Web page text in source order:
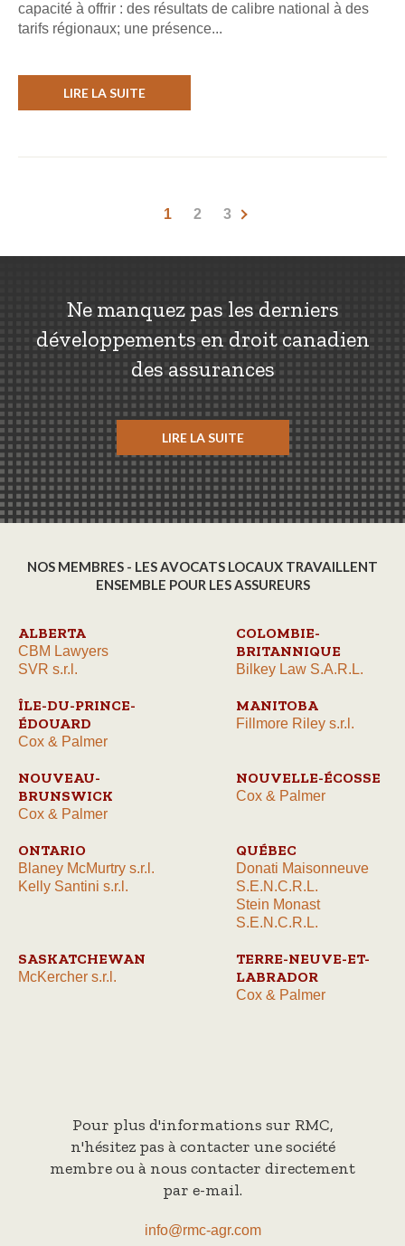
capacité à offrir : des résultats de calibre national à des
tarifs régionaux; une présence...
LIRE LA SUITE
1 2 3
Ne manquez pas les derniers
développements en droit canadien
des assurances
LIRE LA SUITE
NOS MEMBRES - LES AVOCATS LOCAUX TRAVAILLENT
ENSEMBLE POUR LES ASSUREURS
ALBERTA
CBM Lawyers
SVR s.r.l.
COLOMBIE-
BRITANNIQUE
Bilkey Law S.A.R.L.
ÎLE-DU-PRINCE-
ÉDOUARD
Cox & Palmer
MANITOBA
Fillmore Riley s.r.l.
NOUVEAU-
BRUNSWICK
Cox & Palmer
NOUVELLE-ÉCOSSE
Cox & Palmer
ONTARIO
Blaney McMurtry s.r.l.
Kelly Santini s.r.l.
QUÉBEC
Donati Maisonneuve
S.E.N.C.R.L.
Stein Monast
S.E.N.C.R.L.
SASKATCHEWAN
McKercher s.r.l.
TERRE-NEUVE-ET-
LABRADOR
Cox & Palmer
Pour plus d'informations sur RMC,
n'hésitez pas à contacter une société
membre ou à nous contacter directement
par e-mail.
info@rmc-agr.com